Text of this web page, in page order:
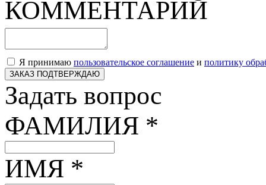
КОММЕНТАРИЙ
Я принимаю пользовательское соглашение и политику
ЗАКАЗ ПОДТВЕРЖДАЮ
Задать вопрос
ФАМИЛИЯ *
ИМЯ *